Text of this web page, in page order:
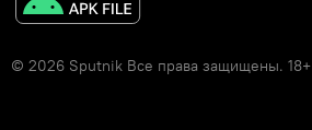
© 2026 Sputnik Все права защищены. 18+